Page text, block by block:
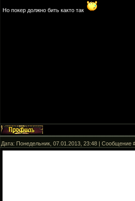
Но покер должно бить както так
Дата: Понедельник, 07.01.2013, 23:48 | Сообщение